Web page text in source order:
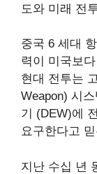
도와 미래 전
중국 6 세대
력이 미국보
현대 전투는
Weapon) 시
기 (DEW)에
요구한다고
지난 수십 년